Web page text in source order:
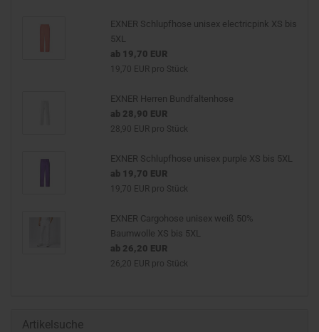
EXNER Schlupfhose unisex electricpink XS bis
5XL
ab 19,70 EUR
19,70 EUR pro Stück
EXNER Herren Bundfaltenhose
ab 28,90 EUR
28,90 EUR pro Stück
EXNER Schlupfhose unisex purple XS bis 5XL
ab 19,70 EUR
19,70 EUR pro Stück
EXNER Cargohose unisex weiß 50%
Baumwolle XS bis 5XL
ab 26,20 EUR
26,20 EUR pro Stück
Artikelsuche